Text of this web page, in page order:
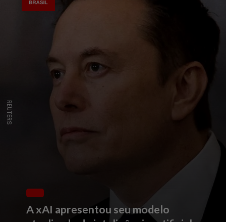
A xAI apresentou seu modelo
REUTERS